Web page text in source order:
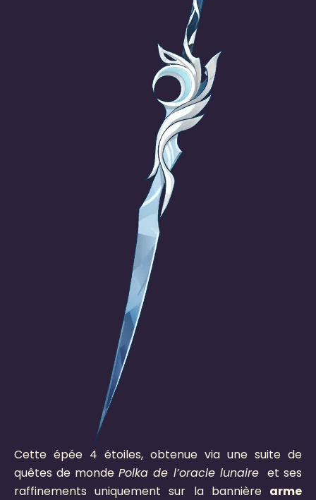
Cette épée 4 étoiles, obtenue via une suite de
quêtes de mondePolka de l’oracle lunaireet ses
raffinements uniquement sur la bannière arme